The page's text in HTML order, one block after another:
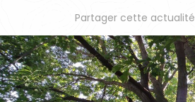
Partager cette actualité